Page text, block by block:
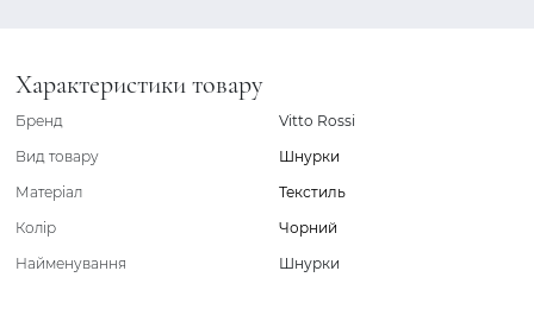
Характеристики товару
Бренд
Vitto Rossi
Вид товару
Шнурки
Матеріал
Текстиль
Колір
Чорний
Найменування
Шнурки